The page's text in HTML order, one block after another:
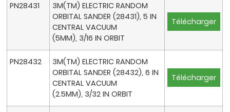
PN28431
3M(TM) ELECTRIC RANDOM
ORBITAL SANDER (28431), 5 IN
CENTRAL VACUUM
(5MM), 3/16 IN ORBIT
Télécharger
PN28432
3M(TM) ELECTRIC RANDOM
ORBITAL SANDER (28432), 6 IN
CENTRAL VACUUM
(2.5MM), 3/32 IN ORBIT
Télécharger